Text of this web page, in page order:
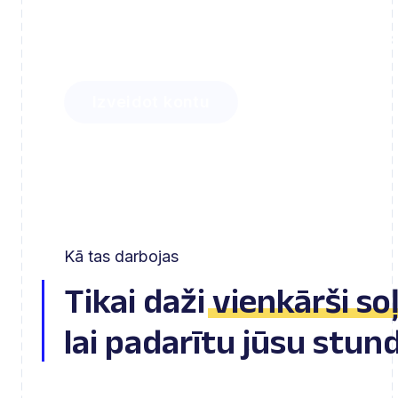
Uzziniet, cik daudz laika varat ietaupīt ar
un cik viegli varat iesaistīt savus
Kā tas darbojas
Tikai daživienkārši
lai padarītu jūsu